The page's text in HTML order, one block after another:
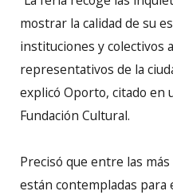
mostrar la calidad de su
instituciones y colectivos
representativos de la
explicó Oporto, citado en
Fundación Cultural.
Precisó que entre las
están contempladas